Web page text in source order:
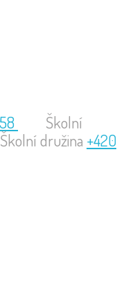
Školní
Školní družina +420